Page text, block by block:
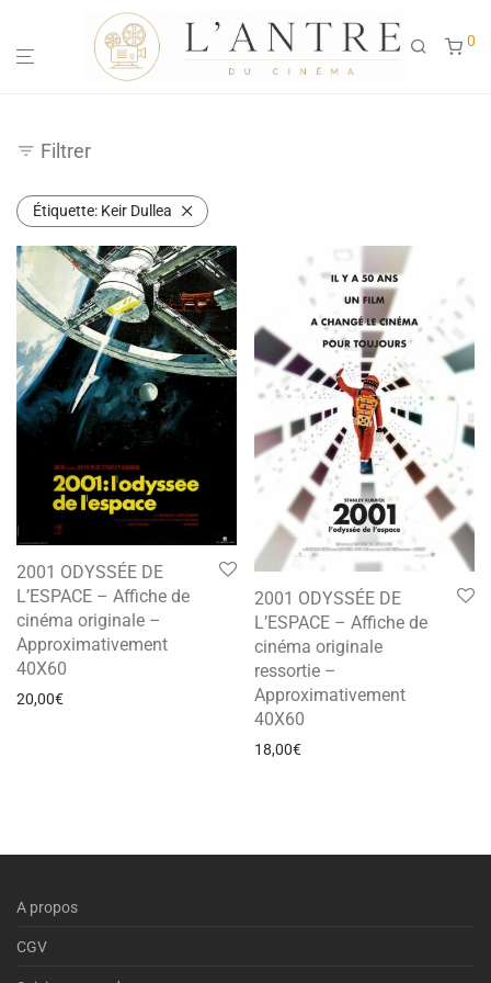
0
Filtrer
Étiquette: Keir Dullea
2001 ODYSSÉE DE
L’ESPACE – Affiche de
cinéma originale –
Approximativement
40X60
20,00€
2001 ODYSSÉE DE
L’ESPACE – Affiche de
cinéma originale
ressortie –
Approximativement
40X60
18,00€
A propos
CGV